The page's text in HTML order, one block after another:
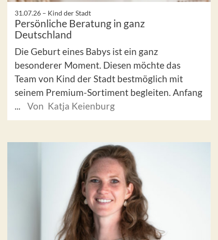
31.07.26 – Kind der Stadt
Persönliche Beratung in ganz
Deutschland
Die Geburt eines Babys ist ein ganz
besonderer Moment. Diesen möchte das
Team von Kind der Stadt bestmöglich mit
seinem Premium-Sortiment begleiten. Anfang
...
Von Katja Keienburg